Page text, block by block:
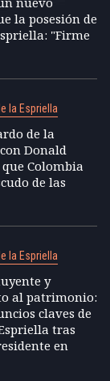
la posesión de
"Firme
la Espriella
de la
Donald
Colombia
de las
la Espriella
y
al patrimonio:
claves de
tras
en